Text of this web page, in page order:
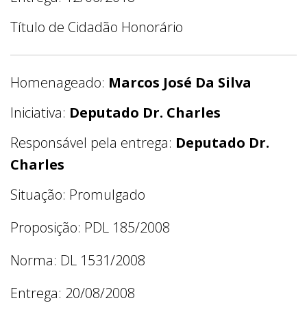
Título de Cidadão Honorário
Homenageado: Marcos José Da Silva
Iniciativa: Deputado Dr. Charles
Responsável pela entrega: Deputado Dr.
Charles
Situação: Promulgado
Proposição: PDL 185/2008
Norma: DL 1531/2008
Entrega: 20/08/2008